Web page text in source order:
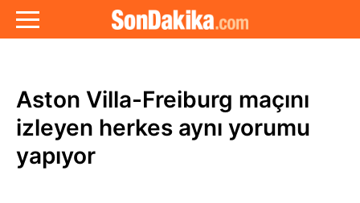
Aston Villa-Freiburg maçını
izleyen herkes aynı yorumu
yapıyor